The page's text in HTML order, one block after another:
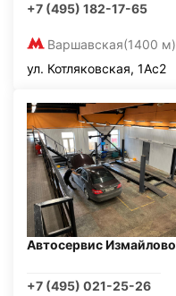
+7 (495) 182-17-65
Варшавская(1400 м)
ул. Котляковская, 1Ас2
Автосервис Измайлово
+7 (495) 021-25-26